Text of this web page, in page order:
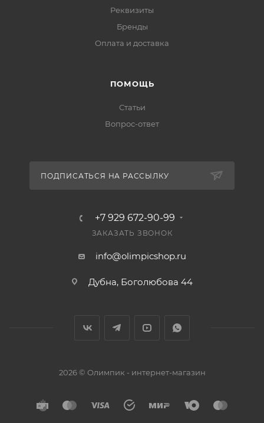
Реквизиты
Бренды
Оплата и доставка
ПОМОЩЬ
Статьи
Вопрос-ответ
ПОДПИСАТЬСЯ НА РАССЫЛКУ
+7 929 672-90-99
ЗАКАЗАТЬ ЗВОНОК
info@olimpicshop.ru
Дубна, Боголюбова 44
2026 © Олимпик - интернет-магазин